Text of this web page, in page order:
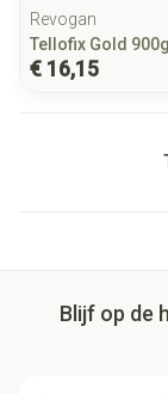
Revogan
Tellofix Gold
€ 16,15
Blijf op de